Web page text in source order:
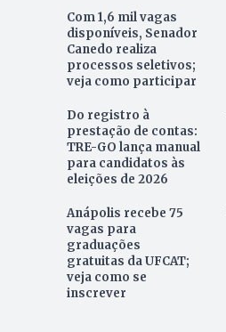
Com 1,6 mil vagas
disponíveis, Senador
Canedo realiza
processos seletivos;
veja como participar
Do registro à
prestação de contas:
TRE-GO lança manual
para candidatos às
eleições de 2026
Anápolis recebe 75
vagas para
graduações
gratuitas da UFCAT;
veja como se
inscrever